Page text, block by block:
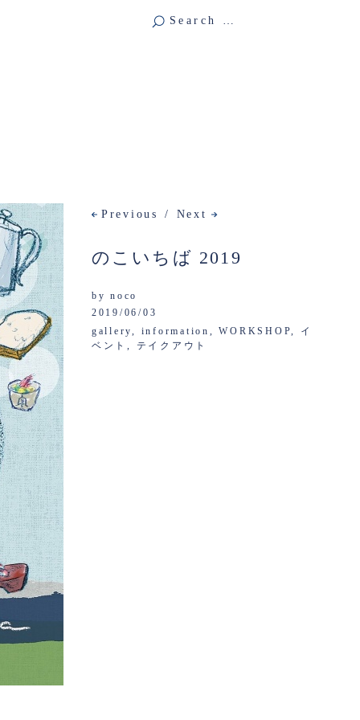
Next
Previous
のこいちば 2019
bynoco
2019/06/03
gallery, information ,WORKSHOP, イ
ベント, テイクアウト